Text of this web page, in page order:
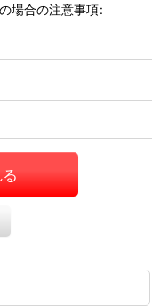
場合の注意事項: